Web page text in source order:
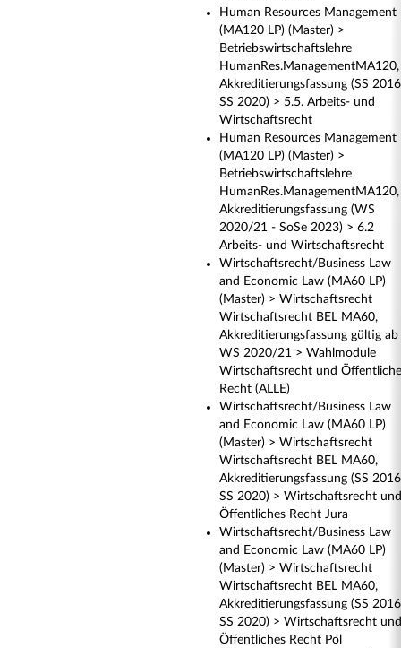
Human Resources Management
(MA120 LP) (Master) >
Betriebswirtschaftslehre
HumanRes.ManagementMA120,
Akkreditierungsfassung (SS
SS 2020) > 5.5. Arbeits- und
Wirtschaftsrecht
Human Resources Management
(MA120 LP) (Master) >
Betriebswirtschaftslehre
HumanRes.ManagementMA120,
Akkreditierungsfassung (WS
2020/21 - SoSe 2023) > 6.2
Arbeits- und Wirtschaftsrecht
Wirtschaftsrecht/Business Law
and Economic Law (MA60 LP)
(Master) > Wirtschaftsrecht
Wirtschaftsrecht BEL MA60,
Akkreditierungsfassung gültig ab
WS 2020/21 > Wahlmodule
Wirtschaftsrecht und
Recht (ALLE)
Wirtschaftsrecht/Business Law
and Economic Law (MA60 LP)
(Master) > Wirtschaftsrecht
Wirtschaftsrecht BEL MA60,
Akkreditierungsfassung (SS
SS 2020) > Wirtschaftsrecht und
Öffentliches Recht Jura
Wirtschaftsrecht/Business Law
and Economic Law (MA60 LP)
(Master) > Wirtschaftsrecht
Wirtschaftsrecht BEL MA60,
Akkreditierungsfassung (SS
SS 2020) > Wirtschaftsrecht und
Öffentliches Recht Pol